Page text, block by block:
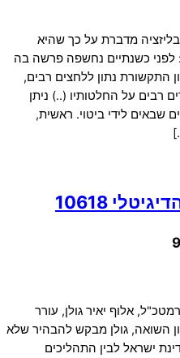
מדברת על כך שהיא
(…) 2. סעיף א': לפני כשנתיים נחשפה פרשה בה
התקשורת נתון ללחצים רבים,
רבים על החלטותיו (..) ניתן
שבאים לידי ביטוי. ראשית,
10618
אלוף יאיר גולן, עורר
השואה, גולן מבקש להבהיר שלא
ישראל לבין התהליכים